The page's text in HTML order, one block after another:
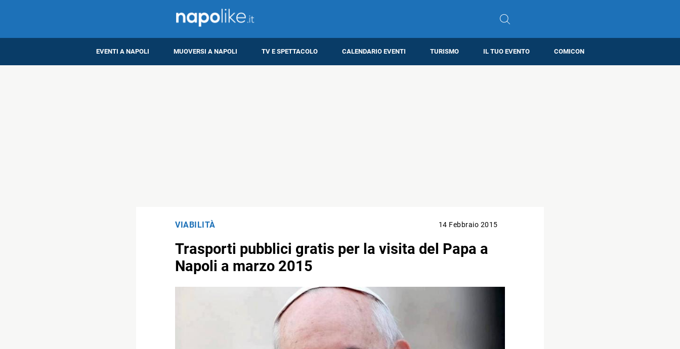
EVENTI A NAPOLI MUOVERSI A NAPOLI TV E SPETTACOLO CALENDARIO EVENTI TURISMO IL TUO EVENTO COMICON
VIABILITÀ 14 Febbraio 2015
Trasporti pubblici gratis per la visita del Papa a
Napoli a marzo 2015